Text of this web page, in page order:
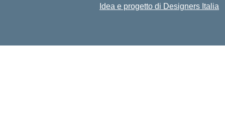
Idea e progetto di Designers Italia